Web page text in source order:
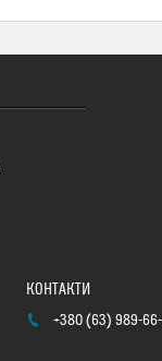
+380 (63) 989-